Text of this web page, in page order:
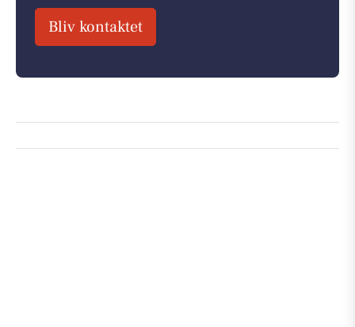
Bliv kontaktet